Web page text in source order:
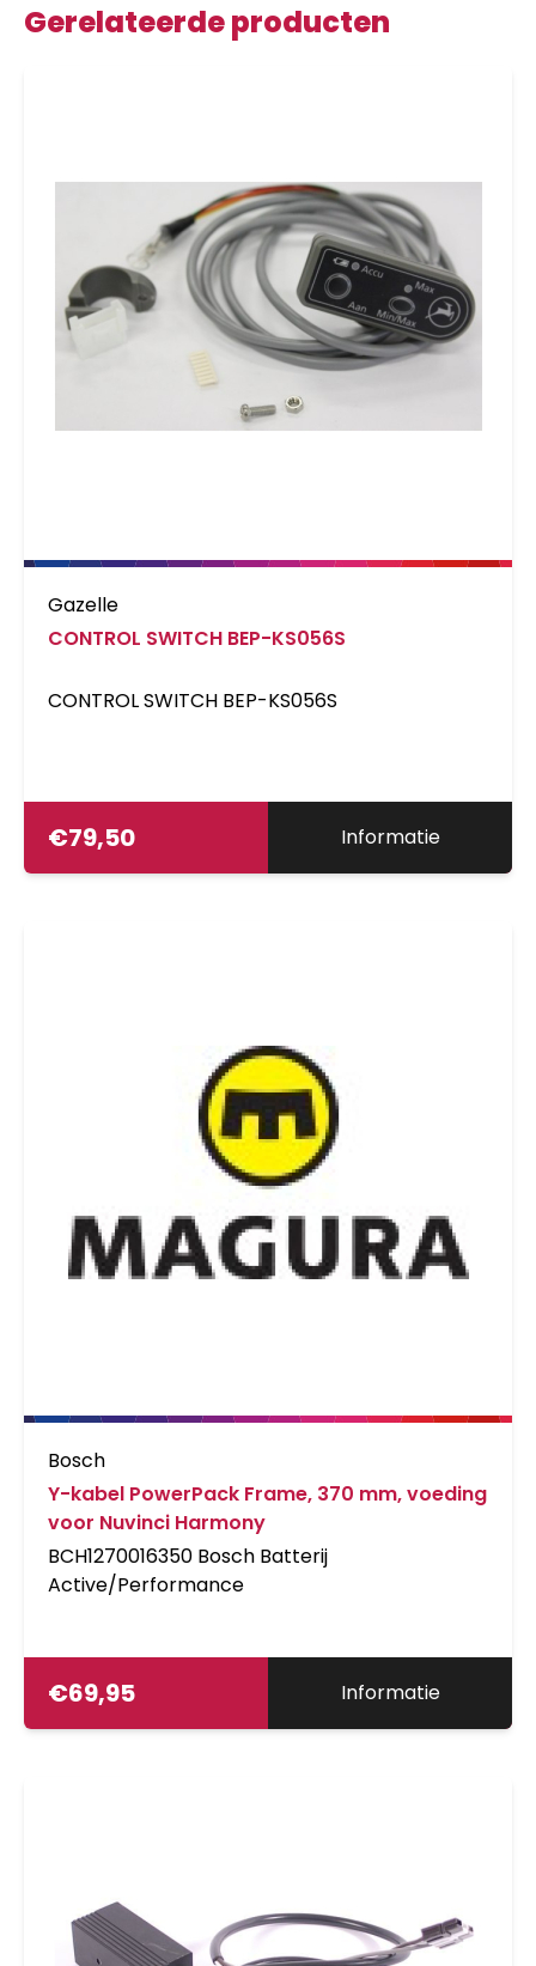
Gerelateerde producten
Gazelle
CONTROL SWITCH BEP-KS056S
CONTROL SWITCH BEP-KS056S
€79,50 Informatie
Bosch
Y-kabel PowerPack Frame, 370 mm, voeding
voor Nuvinci Harmony
BCH1270016350 Bosch Batterij
Active/Performance
€69,95 Informatie